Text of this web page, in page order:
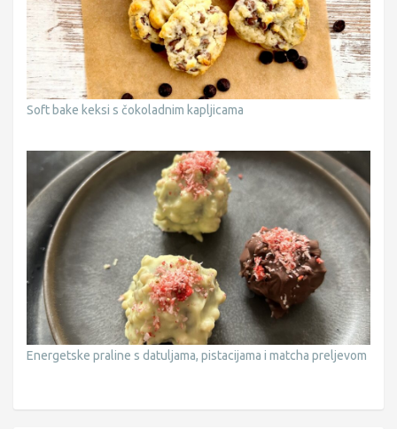
Soft bake keksi s čokoladnim kapljicama
Energetske praline s datuljama, pistacijama i matcha preljevom